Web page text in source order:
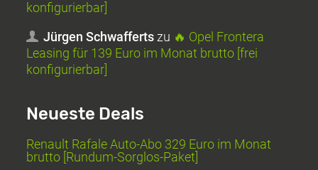
konfigurierbar]
Jürgen Schwafferts zu 🔥 Opel Frontera
Leasing für 139 Euro im Monat brutto [frei
konfigurierbar]
Neueste Deals
Renault Rafale Auto-Abo 329 Euro im Monat
brutto [Rundum-Sorglos-Paket]